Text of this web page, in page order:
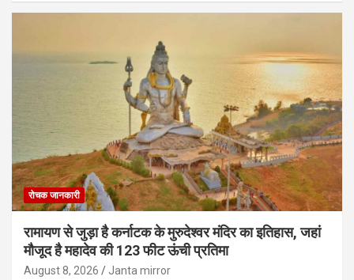
रोचक जानकारी
रामायण से जुड़ा है कर्नाटक के मुरुदेश्वर मंदिर का इतिहास, जहां
मौजूद है महादेव की 123 फीट ऊंची प्रतिमा
August 8, 2026 Janta mirror